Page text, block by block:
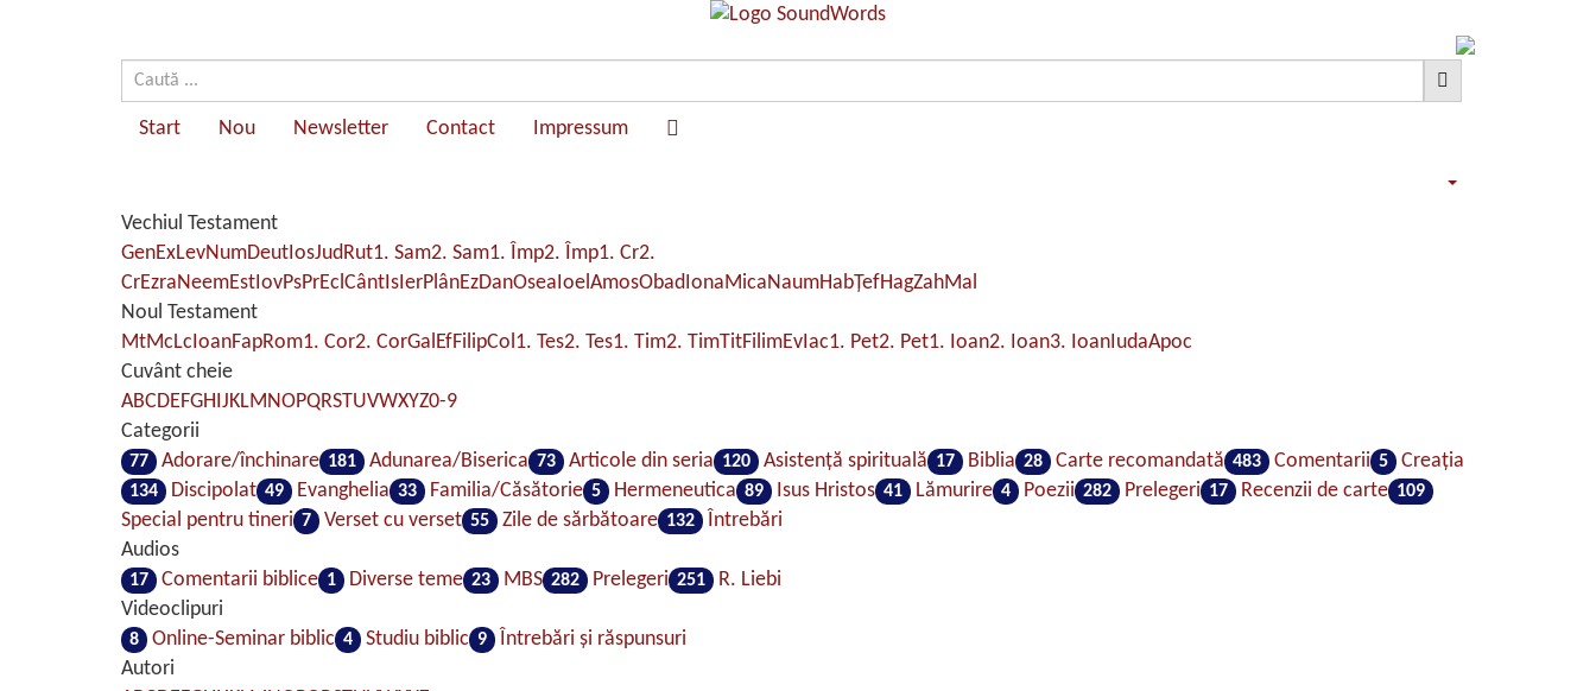
Start Nou Newsletter Contact Impressum
Vechiul Testament
GenExLevNumDeutIosJudRut1. Sam2. Sam1. Împ2. Împ1. Cr2.
CrEzraNeemEstIovPsPrEclCântIsIerPlânEzDanOseaIoelAmosObadIonaMicaNaumHabŢefHagZahMal
Noul Testament
MtMcLcIoanFapRom1. Cor2. CorGalEfFilipCol1. Tes2. Tes1. Tim2. TimTitFilimEvIac1. Pet2. Pet1. Ioan2. Ioan3. IoanIudaApoc
Cuvânt cheie
ABCDEFGHIJKLMNOPQRSTUVWXYZ0-9
Categorii
77 Adorare/închinare 181 Adunarea/Biserica 73 Articole din seria 120 Asistenţă spirituală 17 Biblia 28 Carte recomandată 483 Comentarii 5 Creaţia
134 Discipolat 49 Evanghelia 33 Familia/Căsătorie 5 Hermeneutica 89 Isus Hristos 41 Lămurire 4 Poezii 282 Prelegeri 17 Recenzii de carte 109
Special pentru tineri 7 Verset cu verset 55 Zile de sărbătoare 132
Întrebări
Audios
17 Comentarii biblice 1 Diverse teme 23 MBS 282 Prelegeri 251
R. Liebi
Videoclipuri
8 Online-Seminar biblic 4 Studiu biblic 9
Întrebări şi răspunsuri
Autori